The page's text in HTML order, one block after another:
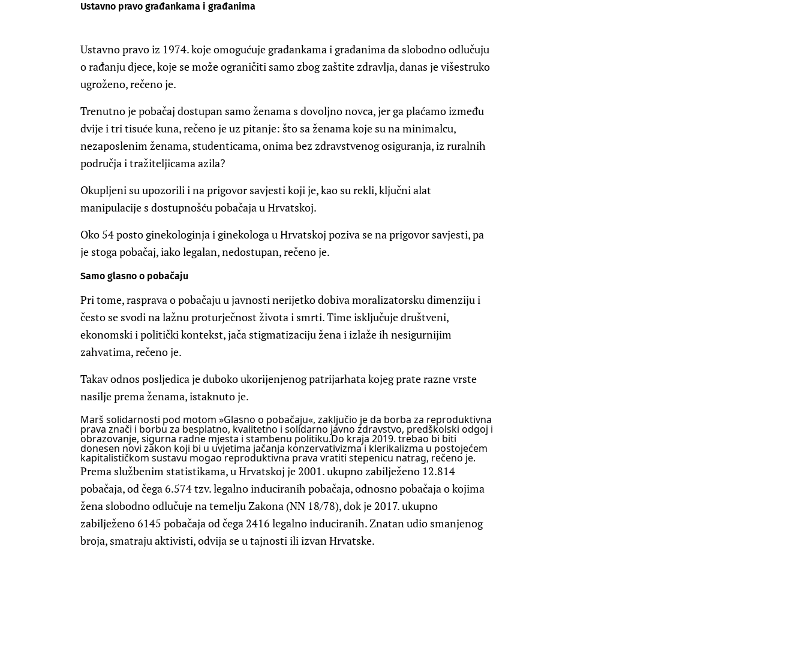
Ustavno pravo građankama i građanima
Ustavno pravo iz 1974. koje omogućuje građankama i građanima da slobodno odlučuju
o rađanju djece, koje se može ograničiti samo zbog zaštite zdravlja, danas je višestruko
ugroženo, rečeno je.
Trenutno je pobačaj dostupan samo ženama s dovoljno novca, jer ga plaćamo između
dvije i tri tisuće kuna, rečeno je uz pitanje: što sa ženama koje su na minimalcu,
nezaposlenim ženama, studenticama, onima bez zdravstvenog osiguranja, iz ruralnih
područja i tražiteljicama azila?
Okupljeni su upozorili i na prigovor savjesti koji je, kao su rekli, ključni alat
manipulacije s dostupnošću pobačaja u Hrvatskoj.
Oko 54 posto ginekologinja i ginekologa u Hrvatskoj poziva se na prigovor savjesti, pa
je stoga pobačaj, iako legalan, nedostupan, rečeno je.
Samo glasno o pobačaju
Pri tome, rasprava o pobačaju u javnosti nerijetko dobiva moralizatorsku dimenziju i
često se svodi na lažnu proturječnost života i smrti. Time isključuje društveni,
ekonomski i politički kontekst, jača stigmatizaciju žena i izlaže ih nesigurnijim
zahvatima, rečeno je.
Takav odnos posljedica je duboko ukorijenjenog patrijarhata kojeg prate razne vrste
nasilje prema ženama, istaknuto je.
Marš solidarnosti pod motom »Glasno o pobačaju«, zaključio je da borba za reproduktivna
prava znači i borbu za besplatno, kvalitetno i solidarno javno zdravstvo, predškolski odgoj i
obrazovanje, sigurna radne mjesta i stambenu politiku.Do kraja 2019. trebao bi biti
donesen novi zakon koji bi u uvjetima jačanja konzervativizma i klerikalizma u postojećem
kapitalističkom sustavu mogao reproduktivna prava vratiti stepenicu natrag, rečeno je.
Prema službenim statistikama, u Hrvatskoj je 2001. ukupno zabilježeno 12.814
pobačaja, od čega 6.574 tzv. legalno induciranih pobačaja, odnosno pobačaja o kojima
žena slobodno odlučuje na temelju Zakona (NN 18/78), dok je 2017. ukupno
zabilježeno 6145 pobačaja od čega 2416 legalno induciranih. Znatan udio smanjenog
broja, smatraju aktivisti, odvija se u tajnosti ili izvan Hrvatske.